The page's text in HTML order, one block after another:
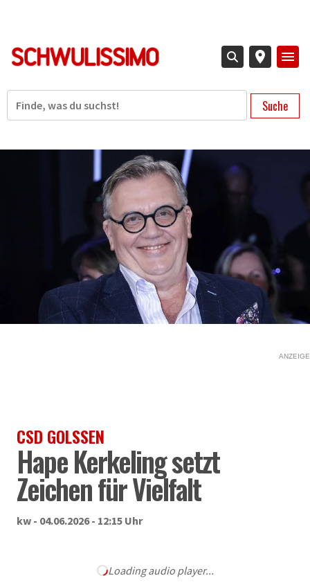
Suche
ANZEIGE
CSD GOLSSEN
Hape Kerkeling setzt
Zeichen für Vielfalt
kw - 04.06.2026 - 12:15 Uhr
Loading audio player...